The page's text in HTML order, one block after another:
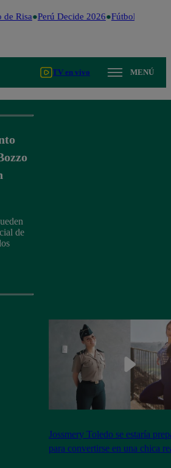
Risa Perú Decide 2026 Fútbol peruano
TV en vivo MENÚ
de
Jossmery Toledo se estaría
para convertirse en una chica